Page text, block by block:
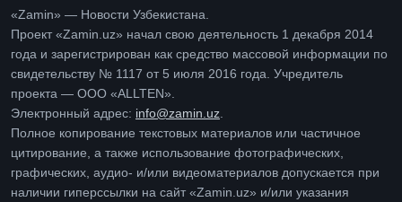
«Zamin» — Новости Узбекистана.
Проект «Zamin.uz» начал свою деятельность 1 декабря 2014
года и зарегистрирован как средство массовой информации по
свидетельству № 1117 от 5 июля 2016 года. Учредитель
проекта — ООО «ALLTEN».
Электронный адрес: info@zamin.uz
Полное копирование текстовых материалов или частичное
цитирование, а также использование фотографических,
графических, аудио- и/или видеоматериалов допускается при
наличии гиперссылки на сайт «Zamin.uz» и/или указания